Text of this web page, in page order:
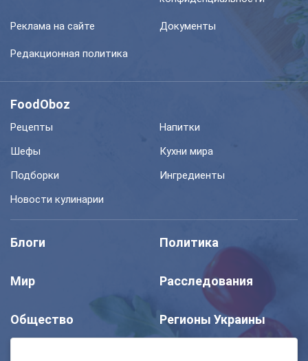
Реклама на сайте Документы
Редакционная политика
FoodOboz
Рецепты
Напитки
Шефы
Кухни мира
Подборки
Ингредиенты
Новости кулинарии
Блоги Политика
Мир Расследования
Общество Регионы Украины